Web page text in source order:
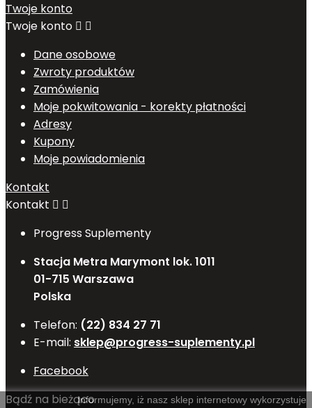
Twoje konto
Twoje konto  
Dane osobowe
Zwroty produktów
Zamówienia
Moje pokwitowania - korekty płatności
Adresy
Kupony
Moje powiadomienia
Kontakt
Kontakt  
Progress Suplementy
Stacja Metra Marymont lok. 1011
01-715 Warszawa
Polska
Telefon: (22) 834 27 71
E-mail: sklep@progress-suplementy.pl
Informujemy, iż nasz sklep internetowy wykorzystuje
Facebook
Bądź na bieżąco